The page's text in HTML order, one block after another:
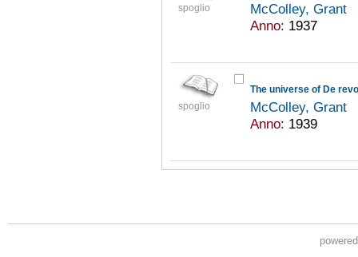
spoglio
McColley, Grant
Anno: 1937
spoglio
The universe of De
McColley, Grant
Anno: 1939